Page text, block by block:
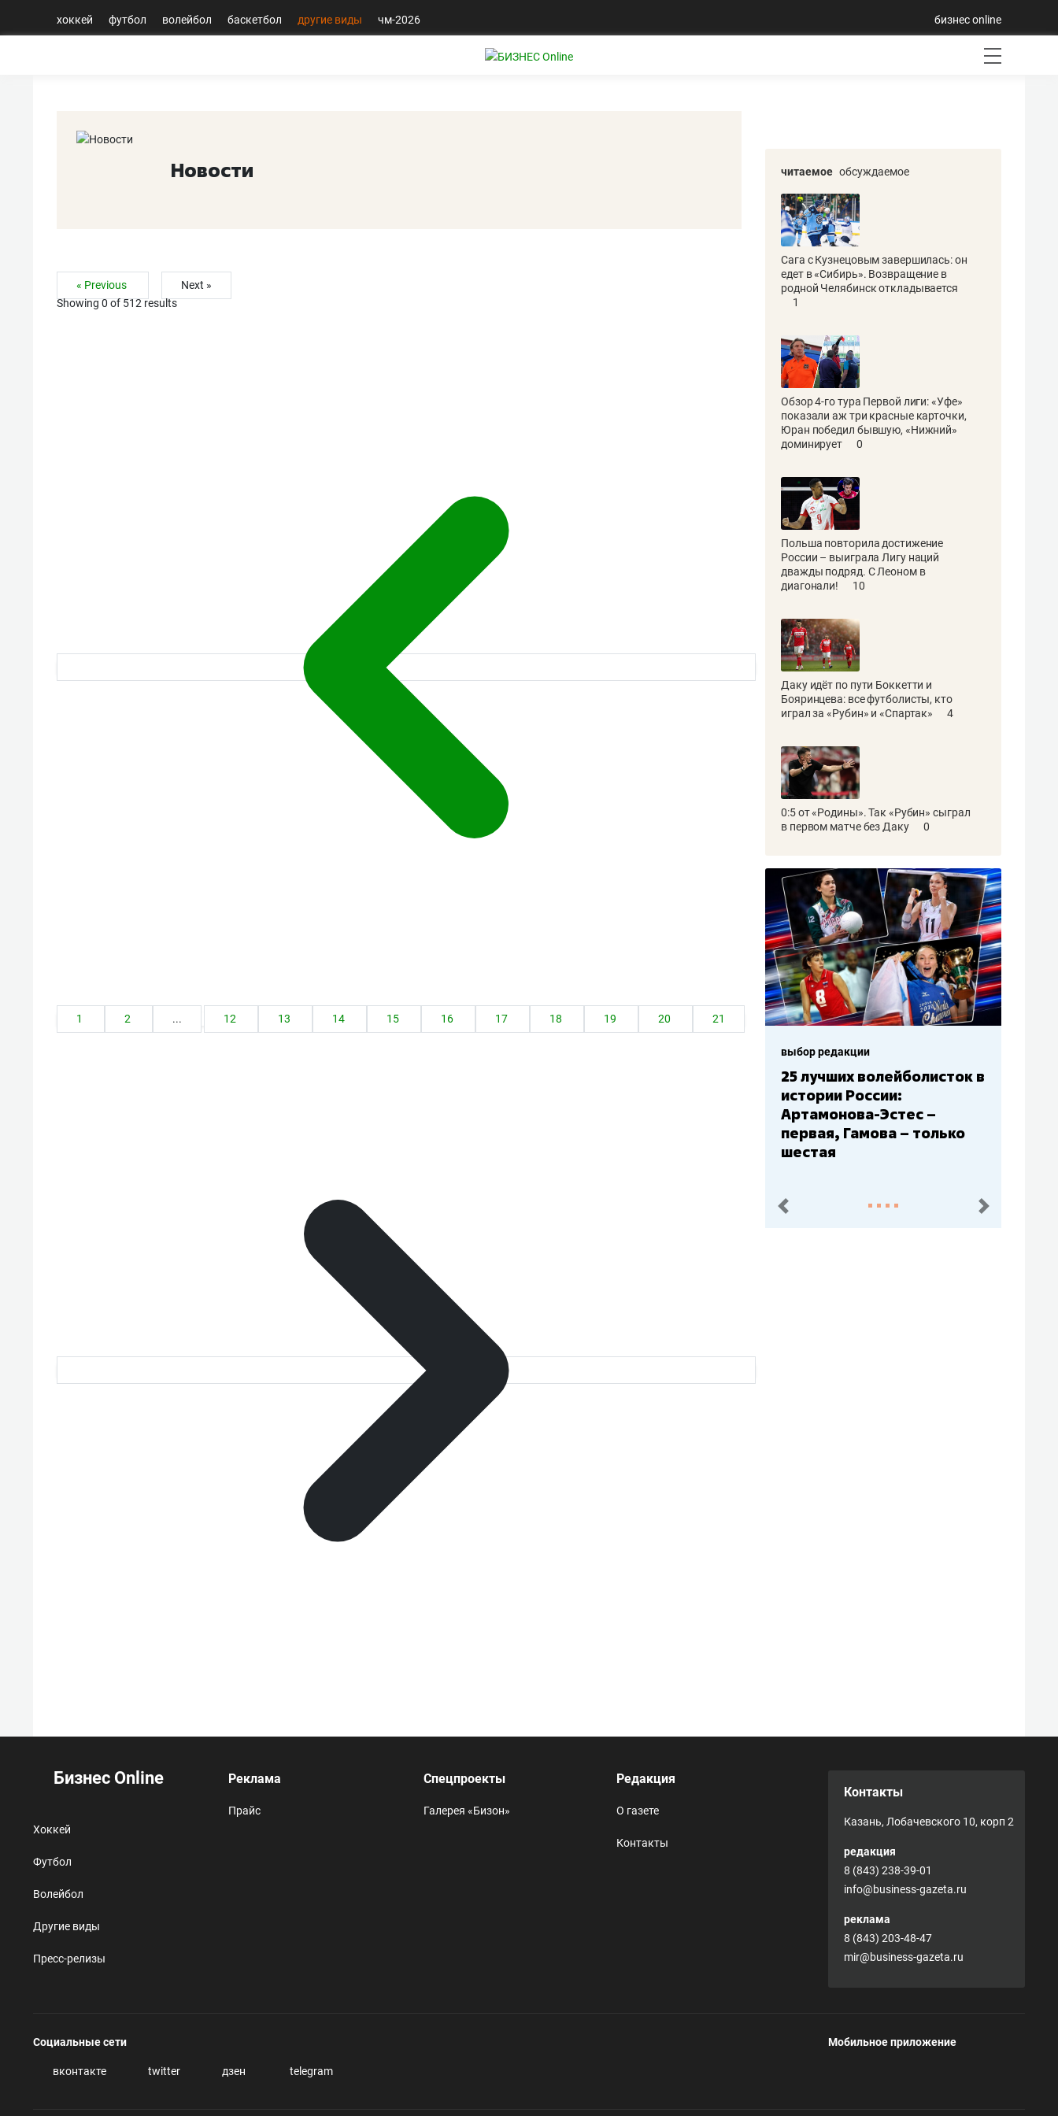
хоккей футбол волейбол баскетбол другие виды чм-2026 бизнес online
Новости
« Previous
Next »
Showing 0 of512results
1 2 ... 12 13 14 15 16 17 18 19 20 21
читаемое обсуждаемое
Сага с Кузнецовым завершилась: он
едет в «Сибирь». Возвращение в
родной Челябинск откладывается
1
Обзор 4-го тура Первой лиги: «Уфе»
показали аж три красные карточки,
Юран победил бывшую, «Нижний»
доминирует
0
Польша повторила достижение
России – выиграла Лигу наций
дважды подряд. С Леоном в
диагонали!
10
Даку идёт по пути Боккетти и
Бояринцева: все футболисты, кто
играл за «Рубин» и «Спартак»
4
0:5 от «Родины». Так «Рубин» сыграл
в первом матче без Даку
0
выбор редакции
25 лучших волейболисток в
истории России:
Артамонова-Эстес –
первая, Гамова – только
шестая
пред. след.
Бизнес Online
Хоккей
Футбол
Волейбол
Другие виды
Пресс-релизы
Реклама
Прайс
Спецпроекты
Галерея «Бизон»
Редакция
О газете
Контакты
Контакты
Казань, Лобачевского 10, корп 2
редакция
8 (843) 238-39-01
info@business-gazeta.ru
реклама
8 (843) 203-48-47
mir@business-gazeta.ru
Социальные сети
вконтакте twitter дзен telegram
Мобильное приложение